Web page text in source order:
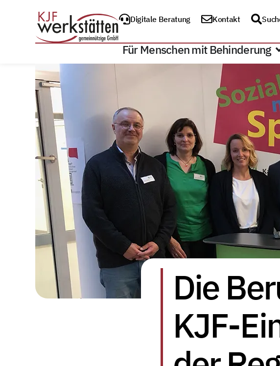
Digitale Beratung Kontakt
Für Menschen mit Behinderung
Die
KJF-